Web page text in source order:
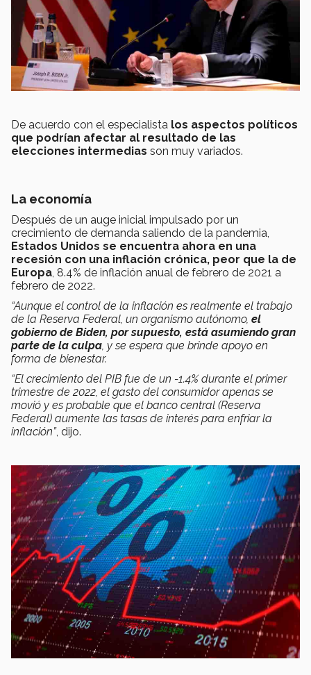
De acuerdo con el especialista los aspectos políticos
que podrían afectar al resultado de las
elecciones intermedias son muy variados.
La economía
Después de un auge inicial impulsado por un
crecimiento de demanda saliendo de la pandemia,
Estados Unidos se encuentra ahora en una
recesión con una inflación crónica, peor que la de
Europa, 8.4% de inflación anual de febrero de 2021 a
febrero de 2022.
“Aunque el control de la inflación es realmente el trabajo
de la Reserva Federal, un organismo autónomo, el
gobierno de Biden, por supuesto, está asumiendo gran
parte de la culpa, y se espera que brinde apoyo en
forma de bienestar.
“El crecimiento del PIB fue de un -1.4% durante el primer
trimestre de 2022, el gasto del consumidor apenas se
movió y es probable que el banco central (Reserva
Federal) aumente las tasas de interés para enfriar la
inflación”, dijo.